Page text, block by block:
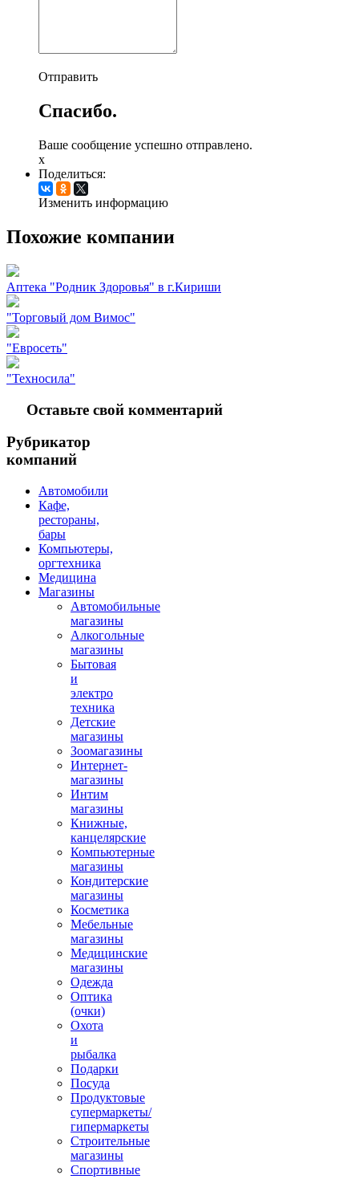
Отправить
Спасибо.
Ваше сообщение успешно отправлено.
x
Поделиться:
Изменить информацию
Похожие компании
Аптека "Родник Здоровья" в г.Кириши
"Торговый дом Вимос"
"Евросеть"
"Техносила"
Оставьте свой комментарий
Рубрикатор
компаний
Автомобили
Кафе,
рестораны,
бары
Компьютеры,
оргтехника
Медицина
Магазины
Автомобильные
магазины
Алкогольные
магазины
Бытовая
и
электро
техника
Детские
магазины
Зоомагазины
Интернет-
магазины
Интим
магазины
Книжные,
канцелярские
Компьютерные
магазины
Кондитерские
магазины
Косметика
Мебельные
магазины
Медицинские
магазины
Одежда
Оптика
(очки)
Охота
и
рыбалка
Подарки
Посуда
Продуктовые
супермаркеты/
гипермаркеты
Строительные
магазины
Спортивные